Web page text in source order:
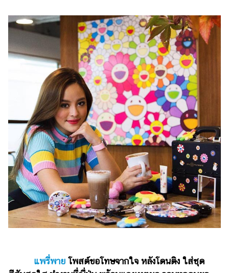
บ้าน
และ
การ
ตกแต่ง
ราคา
น้ำมัน
วา
ไร
ตี้
แต่งงาน
แพรี่พาย โพสต์ขอโทษจากใจ หลังโดนติง ใส่ชุด